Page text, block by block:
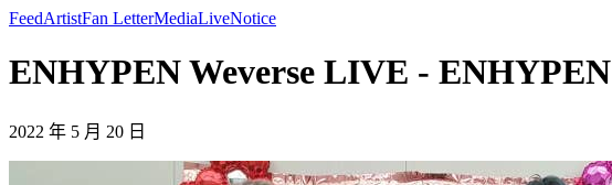
FeedArtistFan LetterMediaLiveNotice
ENHYPEN Weverse LIVE - ENHYPEN
2022 年 5 月 20 日